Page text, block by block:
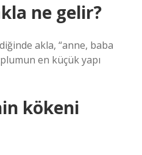
ne gelir?
akla, “anne, baba
en küçük yapı
kökeni